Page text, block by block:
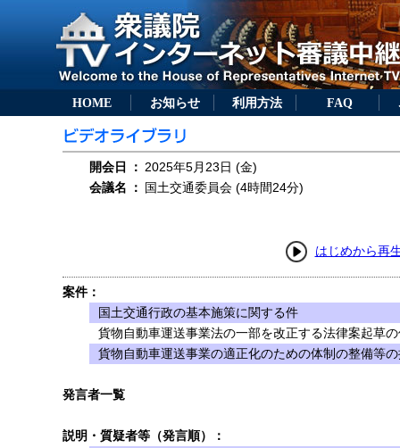
HOME お知らせ 利用方法 FAQ
開会日 ： 2025年5月23日 (金)
会議名
： 国土交通委員会 (4時間24分)
はじめから再
案件：
国土交通行政の基本施策に関する件
貨物自動車運送事業法の一部を改正する法律案起草
貨物自動車運送事業の適正化のための体制の整備等
発言者一覧
説明・質疑者等（発言順）：